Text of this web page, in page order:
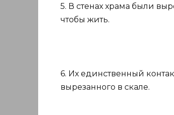
5. В стенах храма были
чтобы жить.
6. Их единственный
вырезанного в скале.